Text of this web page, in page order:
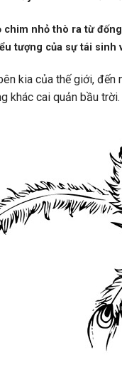
chim nhỏ thò ra từ
tượng của sự tái sinh
kia của thế giới,
khác cai quản bầu trời.